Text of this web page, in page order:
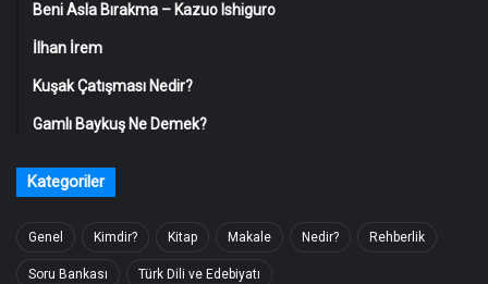
Beni Asla Bırakma – Kazuo Ishiguro
İlhan İrem
Kuşak Çatışması Nedir?
Gamlı Baykuş Ne Demek?
Kategoriler
Genel Kimdir? Kitap Makale Nedir? Rehberlik
Soru Bankası Türk Dili ve Edebiyatı